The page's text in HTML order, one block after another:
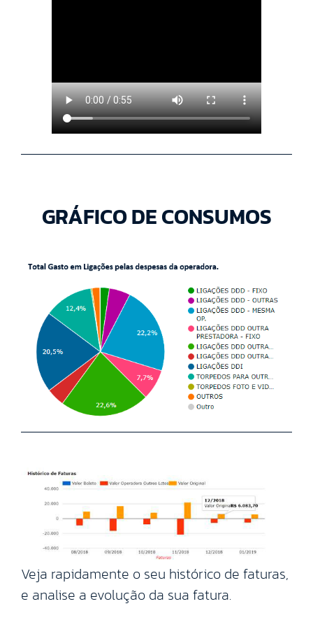
GRÁFICO DE CONSUMOS
Veja rapidamente o seu histórico de faturas,
e analise a evolução da sua fatura.